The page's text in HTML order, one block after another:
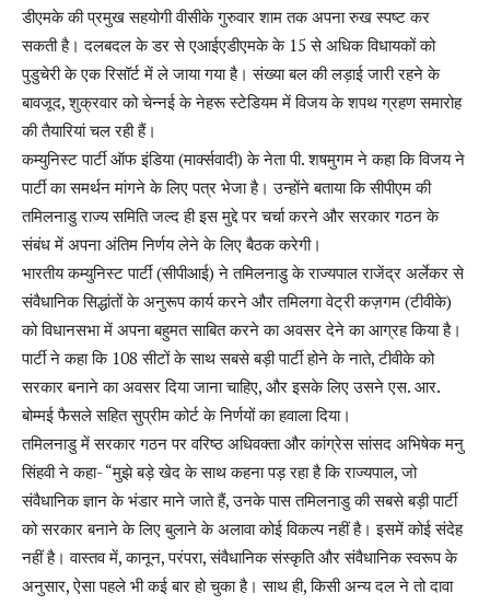
डीएमके की प्रमुख सहयोगी वीसीके गुरुवार शाम तक अपना रुख स्पष्ट कर
सकती है। दलबदल के डर से एआईएडीएमके के 15 से अधिक विधायकों को
पुडुचेरी के एक रिसॉर्ट में ले जाया गया है। संख्या बल की लड़ाई जारी रहने के
बावजूद, शुक्रवार को चेन्नई के नेहरू स्टेडियम में विजय के शपथ ग्रहण समारोह
की तैयारियां चल रही हैं।
कम्युनिस्ट पार्टी ऑफ इंडिया (मार्क्सवादी) के नेता पी. शषमुगम ने कहा कि विजय ने
पार्टी का समर्थन मांगने के लिए पत्र भेजा है। उन्होंने बताया कि सीपीएम की
तमिलनाडु राज्य समिति जल्द ही इस मुद्दे पर चर्चा करने और सरकार गठन के
संबंध में अपना अंतिम निर्णय लेने के लिए बैठक करेगी।
भारतीय कम्युनिस्ट पार्टी (सीपीआई) ने तमिलनाडु के राज्यपाल राजेंद्र अर्लेकर से
संवैधानिक सिद्धांतों के अनुरूप कार्य करने और तमिलगा वेट्री कज़गम (टीवीके)
को विधानसभा में अपना बहुमत साबित करने का अवसर देने का आग्रह किया है।
पार्टी ने कहा कि 108 सीटों के साथ सबसे बड़ी पार्टी होने के नाते, टीवीके को
सरकार बनाने का अवसर दिया जाना चाहिए, और इसके लिए उसने एस. आर.
बोम्मई फैसले सहित सुप्रीम कोर्ट के निर्णयों का हवाला दिया।
तमिलनाडु में सरकार गठन पर वरिष्ठ अधिवक्ता और कांग्रेस सांसद अभिषेक मनु
सिंहवी ने कहा- “मुझे बड़े खेद के साथ कहना पड़ रहा है कि राज्यपाल, जो
संवैधानिक ज्ञान के भंडार माने जाते हैं, उनके पास तमिलनाडु की सबसे बड़ी पार्टी
को सरकार बनाने के लिए बुलाने के अलावा कोई विकल्प नहीं है। इसमें कोई संदेह
नहीं है। वास्तव में, कानून, परंपरा, संवैधानिक संस्कृति और संवैधानिक स्वरूप के
अनुसार, ऐसा पहले भी कई बार हो चुका है। साथ ही, किसी अन्य दल ने तो दावा